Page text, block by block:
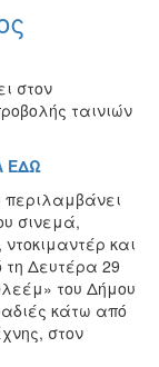
στον
ταινιών
ΕΔΩ
σινεμά,
και
τη Δευτέρα 29
του Δήμου
κάτω από
στον